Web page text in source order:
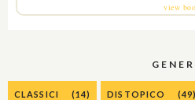
view
CLASSICI (14) DISTOPICO (49)